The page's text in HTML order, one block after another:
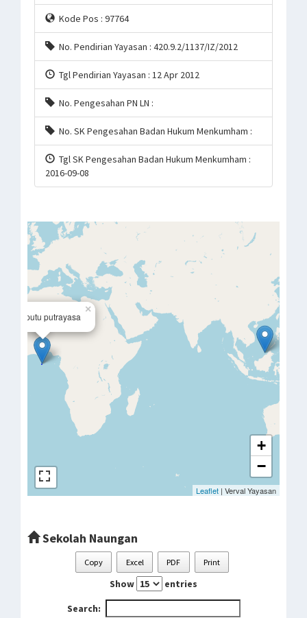
Kode Pos : 97764
No. Pendirian Yayasan : 420.9.2/1137/IZ/2012
Tgl Pendirian Yayasan : 12 Apr 2012
No. Pengesahan PN LN :
No. SK Pengesahan Badan Hukum Menkumham :
Tgl SK Pengesahan Badan Hukum Menkumham :
2016-09-08
Paud putu putrayasa
×
+
−
Leaflet | Verval Yayasan
Sekolah Naungan
Copy Excel PDF Print
Show
entries
Search: